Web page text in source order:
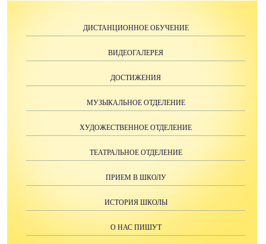
ДИСТАНЦИОННОЕ ОБУЧЕНИЕ
ВИДЕОГАЛЕРЕЯ
ДОСТИЖЕНИЯ
МУЗЫКАЛЬНОЕ ОТДЕЛЕНИЕ
ХУДОЖЕСТВЕННОЕ ОТДЕЛЕНИЕ
ТЕАТРАЛЬНОЕ ОТДЕЛЕНИЕ
ПРИЕМ В ШКОЛУ
ИСТОРИЯ ШКОЛЫ
О НАС ПИШУТ